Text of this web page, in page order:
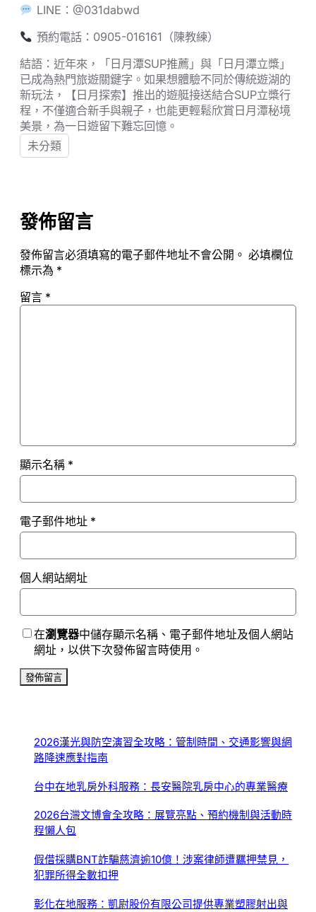
LINE：@031dabwd
預約電話：0905-016161（陳教練）
結語：近年來，「日月潭SUP推薦」與「日月潭立槳」
已成為熱門旅遊關鍵字。如果想體驗不同於傳統遊湖的
新玩法，【日月探索】推出的遊艇接送結合SUP立槳行
程，不僅適合新手與親子，也能更輕鬆欣賞日月潭秘境
美景，為一日遊留下難忘回憶。
未分類
發佈留言
發佈留言必須填寫的電子郵件地址不會公開。 必填欄位
標示為 *
留言 *
顯示名稱 *
電子郵件地址 *
個人網站網址
在瀏覽器中儲存顯示名稱、電子郵件地址及個人網站
網址，以供下次發佈留言時使用。
2026漢光與防空演習全攻略：管制時間、交通影響與網
路降速應對指南
台中在地乳房外科服務：長安醫院乳房中心的專業醫療
2026台灣文博會全攻略：展覽亮點、預約機制與活動時
程懶人包
假借採購BNT詐騙慈濟逾10億！涉案律師遭羈押禁見，
犯罪所得全數扣押
彰化在地服務：凱尉股份有限公司提供專業塑膠射出與